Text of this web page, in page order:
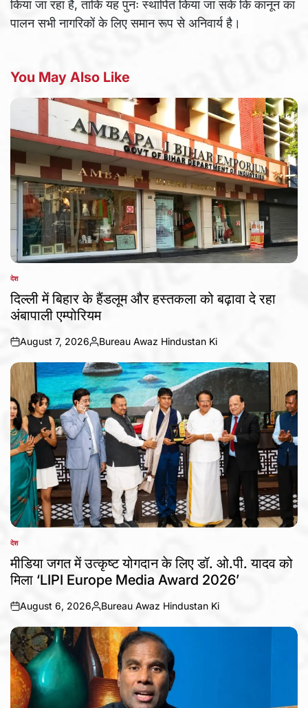
किया जा रहा है, ताकि यह पुनः स्थापित किया जा सके कि कानून का
पालन सभी नागरिकों के लिए समान रूप से अनिवार्य है।
You May Also Like
POSTED
IN
देश
दिल्ली में बिहार के हैंडलूम और हस्तकला को बढ़ावा दे रहा
अंबापाली एम्पोरियम
on
August 7, 2026
Posted
by
Bureau Awaz Hindustan Ki
POSTED
IN
देश
मीडिया जगत में उत्कृष्ट योगदान के लिए डॉ. ओ.पी. यादव को
मिला ‘LIPI Europe Media Award 2026’
on
August 6, 2026
Posted
by
Bureau Awaz Hindustan Ki